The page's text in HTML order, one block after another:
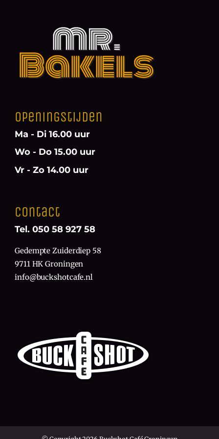
Openingstijden
Ma - Di 16.00 uur
Wo - Do 15.00 uur
Vr - Zo 14.00 uur
Contact
Tel. 050 58 927 58
Gedempte Zuiderdiep 58
9711 HK Groningen
info@buckshotcafe.nl